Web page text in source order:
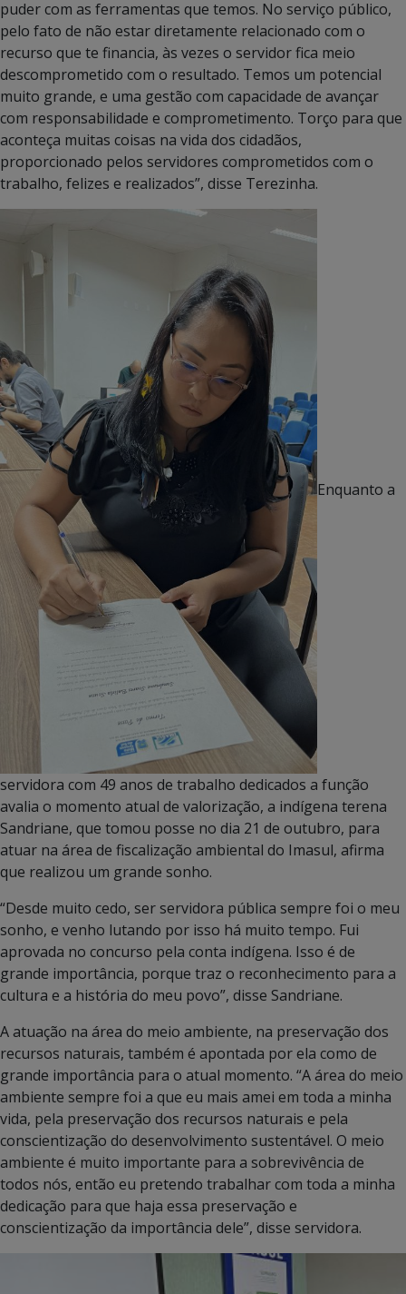
puder com as ferramentas que temos. No serviço público,
pelo fato de não estar diretamente relacionado com o
recurso que te financia, às vezes o servidor fica meio
descomprometido com o resultado. Temos um potencial
muito grande, e uma gestão com capacidade de avançar
com responsabilidade e comprometimento. Torço para que
aconteça muitas coisas na vida dos cidadãos,
proporcionado pelos servidores comprometidos com o
trabalho, felizes e realizados”, disse Terezinha.
Enquanto a
servidora com 49 anos de trabalho dedicados a função
avalia o momento atual de valorização, a indígena terena
Sandriane, que tomou posse no dia 21 de outubro, para
atuar na área de fiscalização ambiental do Imasul, afirma
que realizou um grande sonho.
“Desde muito cedo, ser servidora pública sempre foi o meu
sonho, e venho lutando por isso há muito tempo. Fui
aprovada no concurso pela conta indígena. Isso é de
grande importância, porque traz o reconhecimento para a
cultura e a história do meu povo”, disse Sandriane.
A atuação na área do meio ambiente, na preservação dos
recursos naturais, também é apontada por ela como de
grande importância para o atual momento. “A área do meio
ambiente sempre foi a que eu mais amei em toda a minha
vida, pela preservação dos recursos naturais e pela
conscientização do desenvolvimento sustentável. O meio
ambiente é muito importante para a sobrevivência de
todos nós, então eu pretendo trabalhar com toda a minha
dedicação para que haja essa preservação e
conscientização da importância dele”, disse servidora.